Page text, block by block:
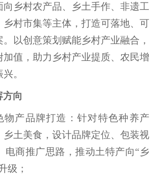
乡村农产品、乡土手作、非遗工
乡村市集等主体，打造可落地、可
以创意策划赋能乡村产业融合，
加值，助力乡村产业提质、农民增
。
方向
物产品牌打造：针对特色种养产
乡土美食，设计品牌定位、包装视
电商推广思路，推动土特产向“乡
级；